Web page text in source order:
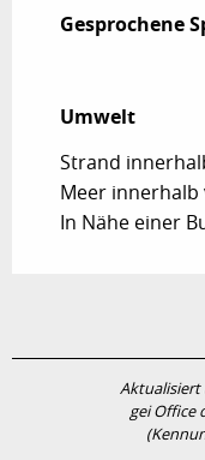
Gesprochene
Gesprochene
Umwelt
Umwelt
Strand
Meer innerhalb
In Nähe einer
Aktualisiert
gei Office